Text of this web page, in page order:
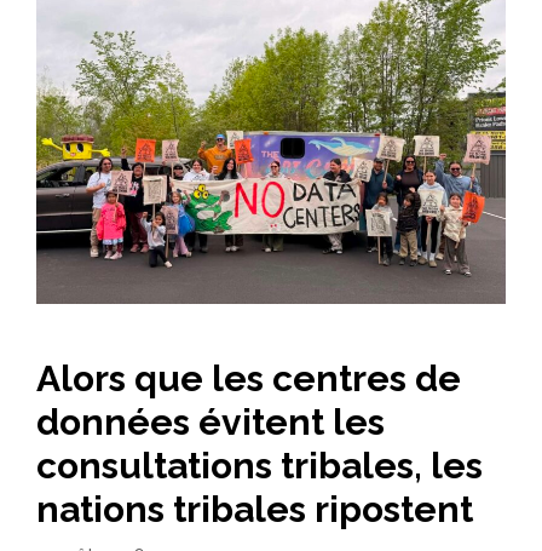
Alors que les centres de
données évitent les
consultations tribales, les
nations tribales ripostent